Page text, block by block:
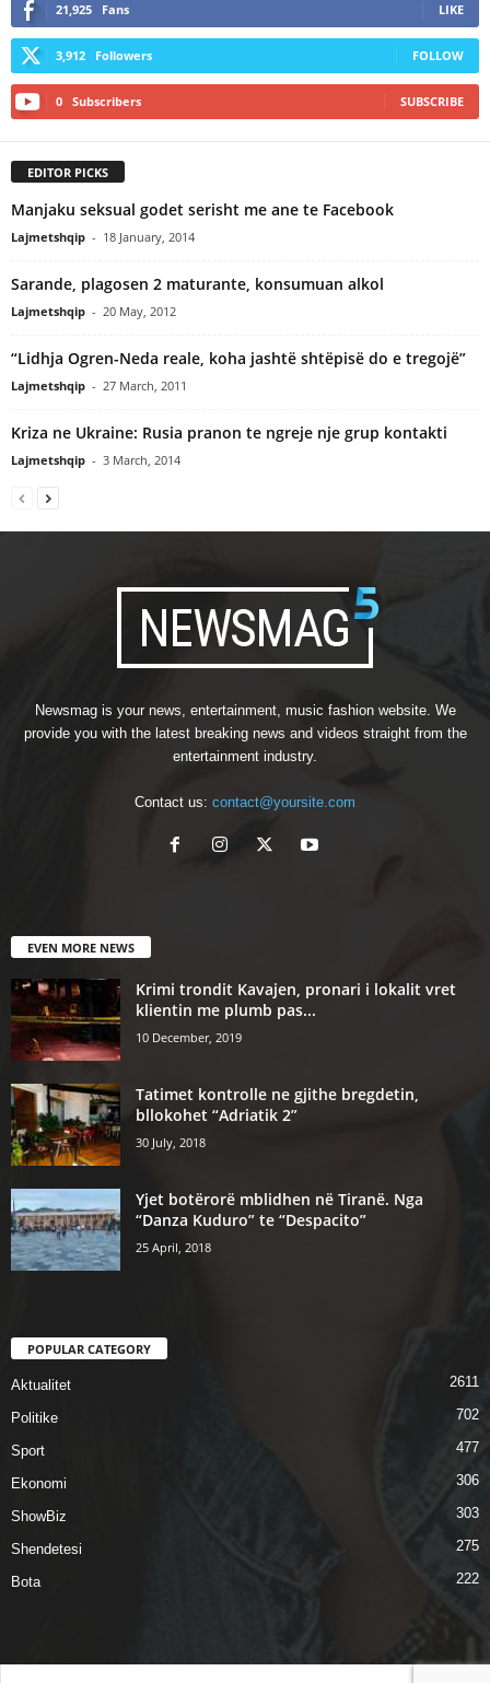
21,925 Fans LIKE
3,912 Followers FOLLOW
0 Subscribers SUBSCRIBE
EDITOR PICKS
Manjaku seksual godet serisht me ane te Facebook
Lajmetshqip - 18 January, 2014
Sarande, plagosen 2 maturante, konsumuan alkol
Lajmetshqip - 20 May, 2012
“Lidhja Ogren-Neda reale, koha jashtë shtëpisë do e tregojë”
Lajmetshqip - 27 March, 2011
Kriza ne Ukraine: Rusia pranon te ngreje nje grup kontakti
Lajmetshqip - 3 March, 2014
Newsmag is your news, entertainment, music fashion website. We
provide you with the latest breaking news and videos straight from the
entertainment industry.
Contact us: contact@yoursite.com
EVEN MORE NEWS
Krimi trondit Kavajen, pronari i lokalit vret
klientin me plumb pas...
10 December, 2019
Tatimet kontrolle ne gjithe bregdetin,
bllokohet “Adriatik 2”
30 July, 2018
Yjet botërorë mblidhen në Tiranë. Nga
“Danza Kuduro” te “Despacito”
25 April, 2018
POPULAR CATEGORY
Aktualitet 2611
Politike 702
Sport 477
Ekonomi 306
ShowBiz 303
Shendetesi 275
Bota 222